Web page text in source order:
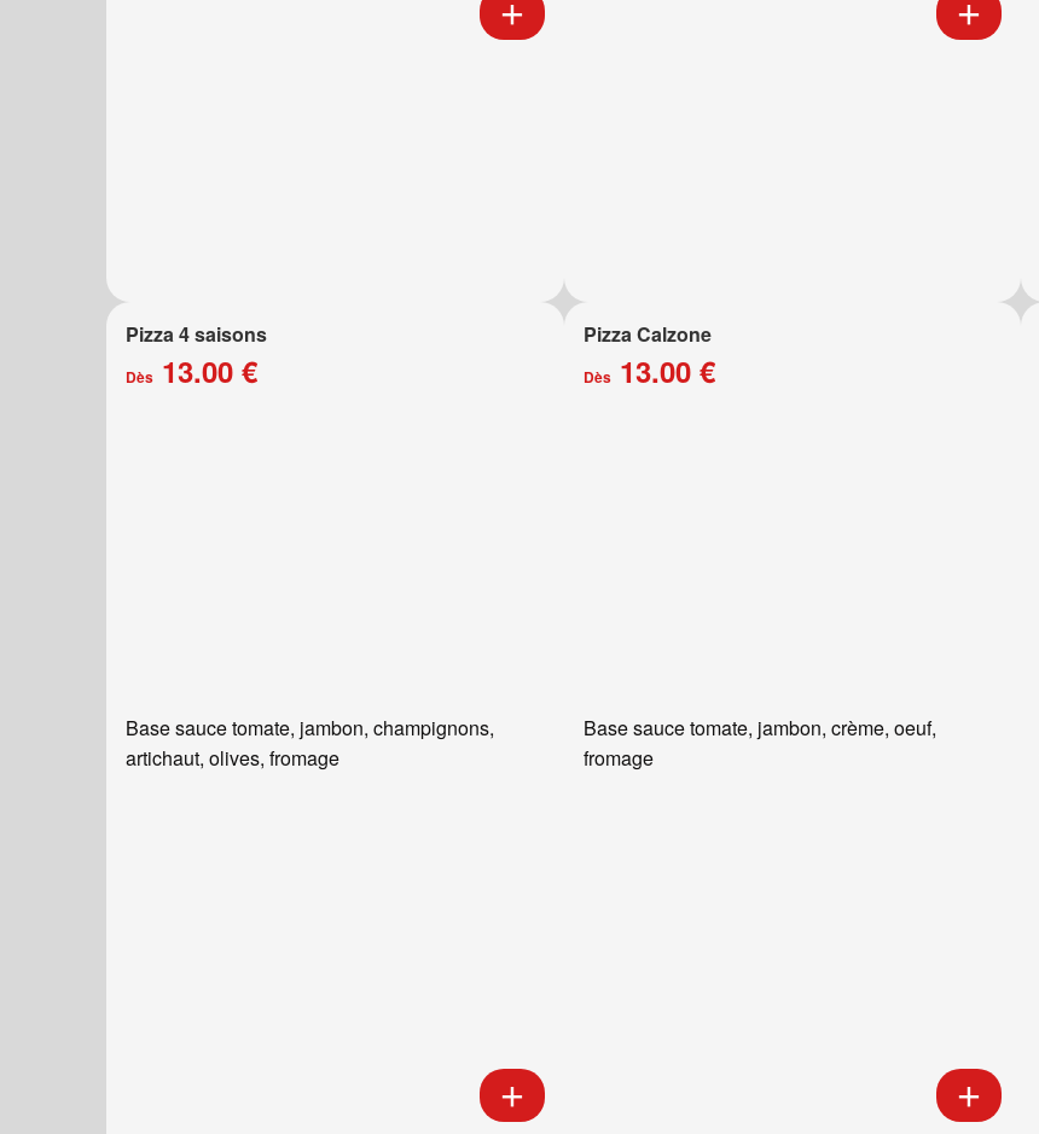
Pizza 4 saisons
Dès 13.00 €
Base sauce tomate, jambon, champignons,
artichaut, olives, fromage
Pizza Calzone
Dès13.00 €
Base sauce tomate, jambon, crème, oeuf,
fromage